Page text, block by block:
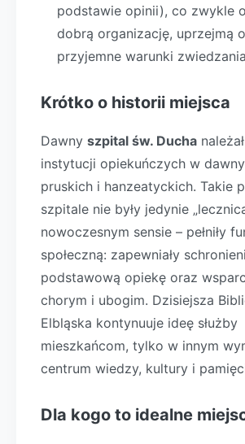
podstawie opinii), co zwykle
dobrą organizację, uprzejmą
przyjemne warunki
Krótko o historii miejsca
Dawny szpital św. Ducha
instytucji opiekuńczych w
pruskich i hanzeatyckich. Takie
szpitale nie były jedynie
nowoczesnym sensie – pełniły
społeczną: zapewniały
podstawową opiekę oraz
chorym i ubogim. Dzisiejsza
Elbląska kontynuuje ideę służby
mieszkańcom, tylko w innym
centrum wiedzy, kultury i
Dla kogo to idealne